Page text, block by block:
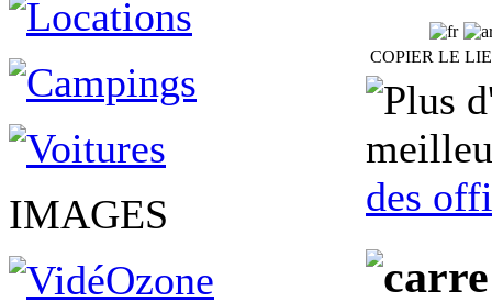
IMAGES
COPIER LE
des